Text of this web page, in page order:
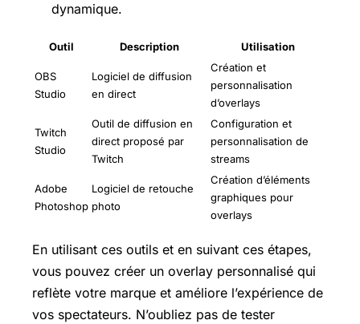
dynamique.
Outil Description Utilisation
OBS
Studio
Logiciel de diffusion
en direct
Création et
personnalisation
d’overlays
Twitch
Studio
Outil de diffusion en
direct proposé par
Twitch
Configuration et
personnalisation de
streams
Adobe
Photoshop
Logiciel de retouche
photo
Création d’éléments
graphiques pour
overlays
En utilisant ces outils et en suivant ces étapes,
vous pouvez créer un overlay personnalisé qui
reflète votre marque et améliore l’expérience de
vos spectateurs. N’oubliez pas de tester